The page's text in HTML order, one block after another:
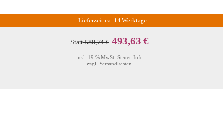
Lieferzeit ca. 14 Werktage
Statt580,74 € 493,63 €
inkl. 19 % MwSt. Steuer-Info
zzgl. Versandkosten